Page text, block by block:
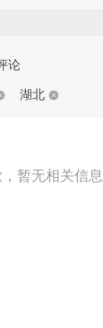
论
湖北
暂无相关信息